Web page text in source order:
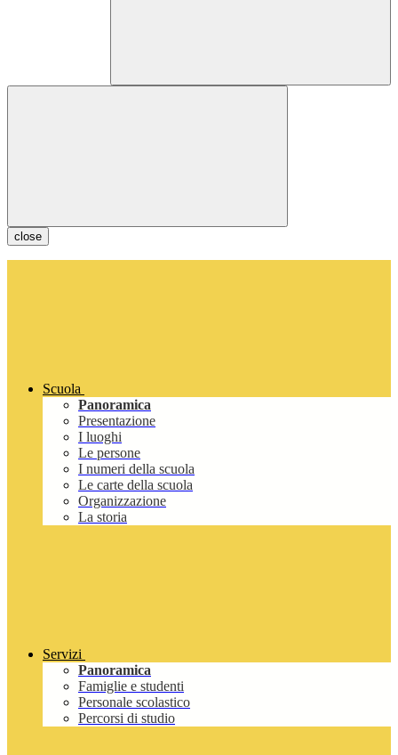
close
Scuola
Panoramica
Presentazione
I luoghi
Le persone
I numeri della scuola
Le carte della scuola
Organizzazione
La storia
Servizi
Panoramica
Famiglie e studenti
Personale scolastico
Percorsi di studio